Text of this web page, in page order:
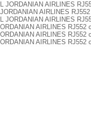
JORDANIAN AIRLINES
AIRLINES
JORDANIAN AIRLINES
AIRLINES RJ552
AIRLINES RJ552
AIRLINES RJ552